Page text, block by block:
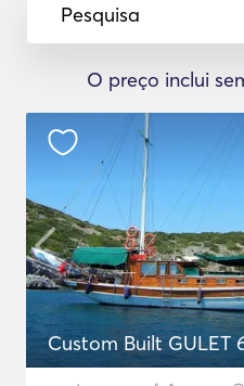
Pesquisa
O preço inclui
Custom Built GULET